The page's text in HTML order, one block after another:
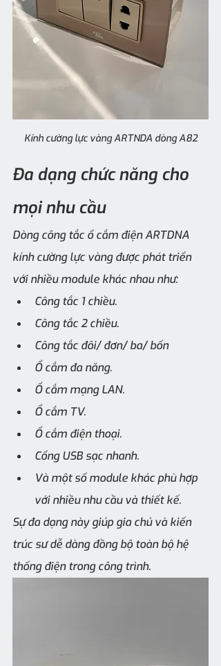
Kính cường lực vàng ARTNDA dòng A82
Đa dạng chức năng cho
mọi nhu cầu
Dòng công tắc ổ cắm điện ARTDNA
kính cường lực vàng được phát triển
với nhiều module khác nhau như:
Công tắc 1 chiều.
Công tắc 2 chiều.
Công tắc đôi/ đơn/ ba/ bốn
Ổ cắm đa năng.
Ổ cắm mạng LAN.
Ổ cắm TV.
Ổ cắm điện thoại.
Cổng USB sạc nhanh.
Và một số module khác phù hợp
với nhiều nhu cầu và thiết kế.
Sự đa dạng này giúp gia chủ và kiến
trúc sư dễ dàng đồng bộ toàn bộ hệ
thống điện trong công trình.